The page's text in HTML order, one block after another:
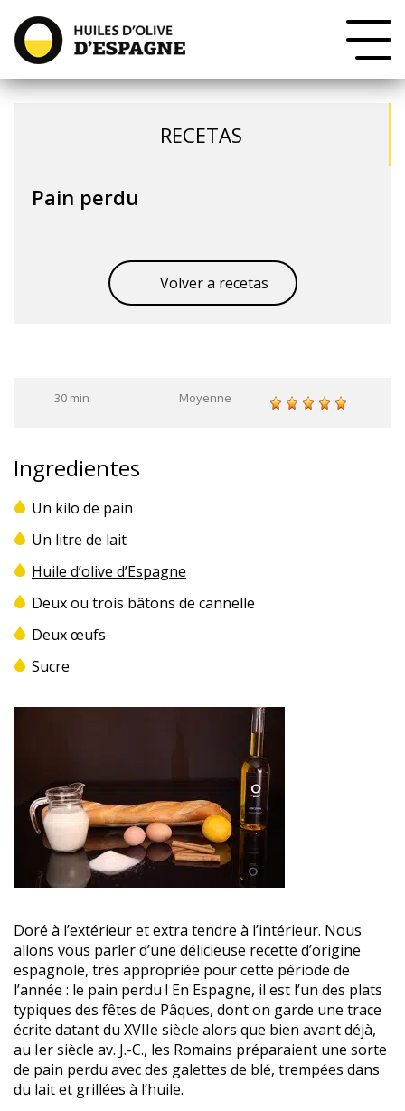
RECETAS
Pain perdu
Volver a recetas
Doré à l’extérieur et extra tendre à l’intérieur. Nous
allons vous parler d’une délicieuse recette d’origine
espagnole, très appropriée pour cette période de
l’année : le pain perdu ! En Espagne, il est l’un des plats
typiques des fêtes de Pâques, dont on garde une trace
écrite datant du XVIIe siècle alors que bien avant déjà,
au Ier siècle av. J.-C., les Romains préparaient une sorte
de pain perdu avec des galettes de blé, trempées dans
du lait et grillées à l’huile.
30 min Moyenne
Ingredientes
Un kilo de pain
Un litre de lait
Huile d’olive d’Espagne
Deux ou trois bâtons de cannelle
Deux œufs
Sucre